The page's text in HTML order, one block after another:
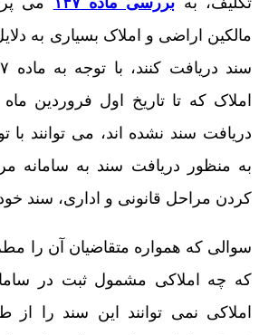
مالکین اراضی و املاک بسیاری به
دریافت سند نشده اند، می توانند با
به منظور دریافت سند به سامانه
کردن مراحل قانونی و اداری، سند
سوالی که همواره متقاضیان آن را
که چه املاکی مشمول ثبت در
املاکی نمی توانند این سند را از